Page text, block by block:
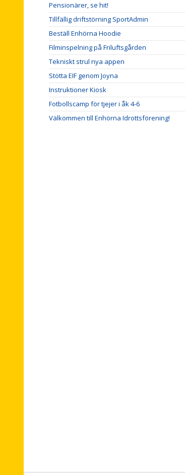
Pensionärer, se hit!
Tillfällig driftstörning SportAdmin
Beställ Enhörna Hoodie
Filminspelning på Friluftsgården
Tekniskt strul nya appen
Stötta EIF genom Joyna
Instruktioner Kiosk
Fotbollscamp för tjejer i åk 4-6
Välkommen till Enhörna Idrottsförening!